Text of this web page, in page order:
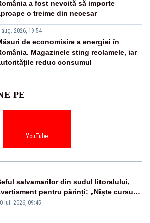
a fost nevoită să importe
o treime din necesar
2026, 19:54
de economisire a energiei în
Magazinele sting reclamele, iar
reduc consumul
PE
YouTube
salvamarilor din sudul litoralului,
pentru părinți: „Niște cursuri
înot la piscină nu sunt suficiente”
iul. 2026, 09:45